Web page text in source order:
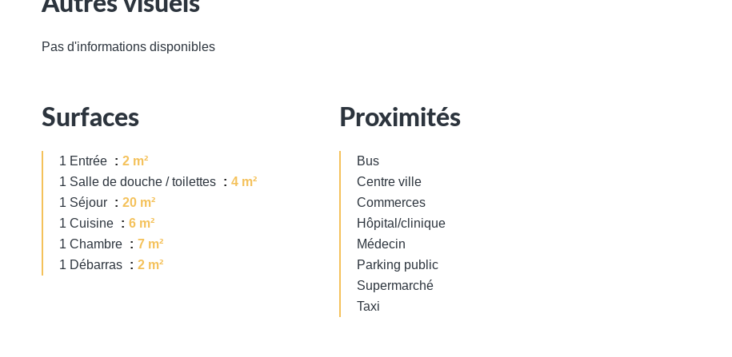
Pas d'informations disponibles
Surfaces
1 Entrée
2 m²
1 Salle de douche / toilettes
4 m²
1 Séjour
20 m²
1 Cuisine
6 m²
1 Chambre
7 m²
1 Débarras
2 m²
Proximités
Bus
Centre ville
Commerces
Hôpital/clinique
Médecin
Parking public
Supermarché
Taxi